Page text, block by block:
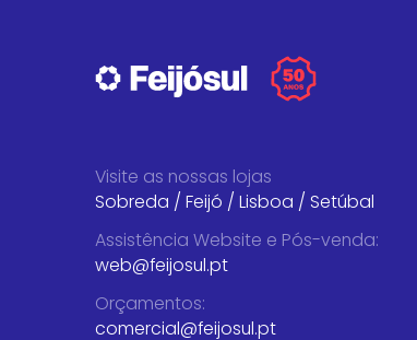
Visite as nossas lojas
Sobreda / Feijó / Lisboa / Setúbal
Assistência Website e Pós-venda:
web@feijosul.pt
Orçamentos:
comercial@feijosul.pt